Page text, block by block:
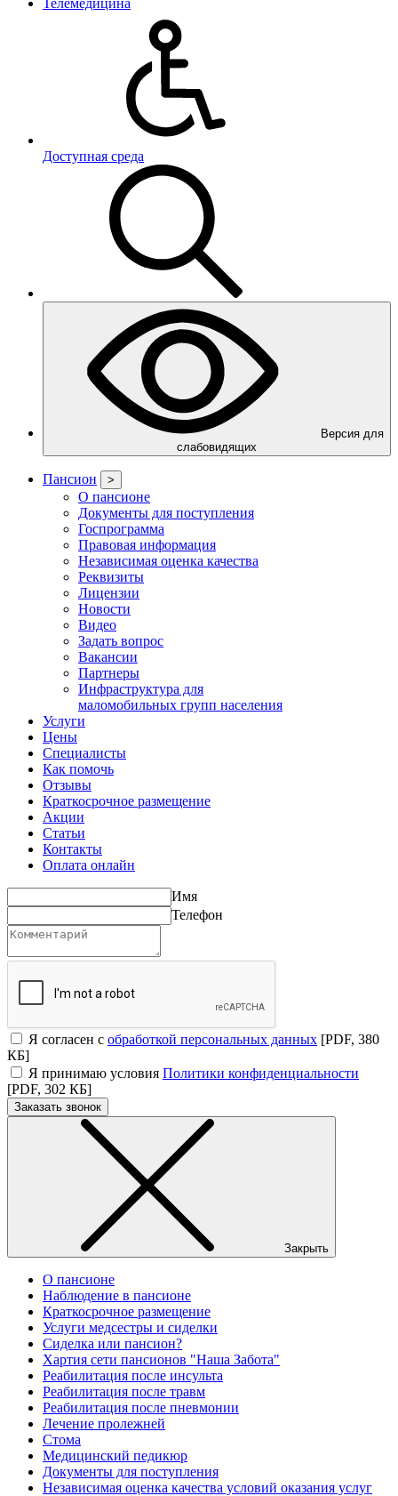
Телемедицина
Доступная среда
Версия для
слабовидящих
Пансион >
О пансионе
Документы для поступления
Госпрограмма
Правовая информация
Независимая оценка качества
Реквизиты
Лицензии
Новости
Видео
Задать вопрос
Вакансии
Партнеры
Инфраструктура для
маломобильных групп населения
Услуги
Цены
Специалисты
Как помочь
Отзывы
Краткосрочное размещение
Акции
Статьи
Контакты
Оплата онлайн
Имя
Телефон
Я согласен с обработкой персональных данных [PDF, 380
КБ]
Я принимаю условия Политики конфиденциальности
[PDF, 302 КБ]
Заказать звонок
Закрыть
О пансионе
Наблюдение в пансионе
Краткосрочное размещение
Услуги медсестры и сиделки
Сиделка или пансион?
Хартия сети пансионов "Наша Забота"
Реабилитация после инсульта
Реабилитация после травм
Реабилитация после пневмонии
Лечение пролежней
Стома
Медицинский педикюр
Документы для поступления
Независимая оценка качества условий оказания услуг